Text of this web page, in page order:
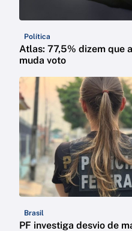
Política
Atlas: 77,5% dizem que
muda voto
Brasil
PF investiga desvio de